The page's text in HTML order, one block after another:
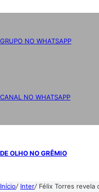
GRUPO NO WHATSAPP
CANAL NO WHATSAPP
DE OLHO NO GRÊMIO
Início/ Inter/ Félix Torres revela